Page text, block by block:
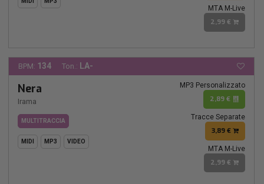
MTA M-Live
2,99 €
BPM: 134 Ton.: LA-
Nera
Irama
MULTITRACCIA
MIDI MP3 VIDEO
MP3 Personalizzato
2,89 €
Tracce Separate
3,89 €
MTA M-Live
2,99 €